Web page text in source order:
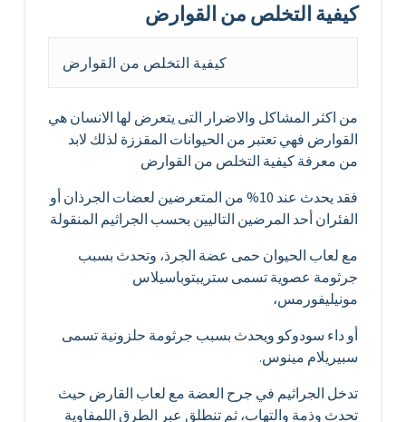
كيفية التخلص من القوارض
كيفية التخلص من القوارض
من اكثر المشاكل والاضرار التى يتعرض لها الانسان هي
القوارض فهي تعتبر من الحيوانات المقززة لذلك لابد
من معرفة كيفية التخلص من القوارض
فقد يحدث عند 10% من المتعرضين لعضات الجرذان أو
الفئران أحد المرضين التاليين بحسب الجراثيم المنقولة
مع لعاب الحيوان حمى عضة الجرذ، وتحدث بسبب
جرثومة عصوية تسمى ستريبتوباسيلاس
مونيليفورمس،
أو داء سودوكو ويحدث بسبب جرثومة حلزونية تسمى
سبيريلام مينوس.
تدخل الجراثيم في جرح العضة مع لعاب القارض حيث
تحدث وذمة والتهاب، ثم تنطلق عبر الطرق اللمفاوية